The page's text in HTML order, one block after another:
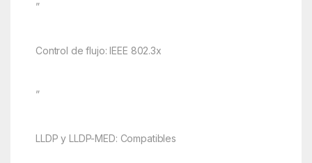
”
Control de flujo: IEEE 802.3x
”
LLDP y LLDP-MED: Compatibles